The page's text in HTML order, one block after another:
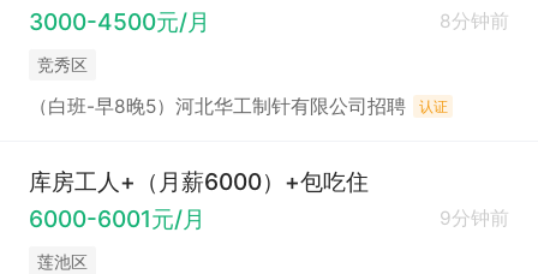
3000-4500元/月
8分钟前
竞秀区
（白班-早8晚5）河北华工制针有限公司招聘 认证
库房工人+（月薪6000）+包吃住
6000-6001元/月
9分钟前
莲池区